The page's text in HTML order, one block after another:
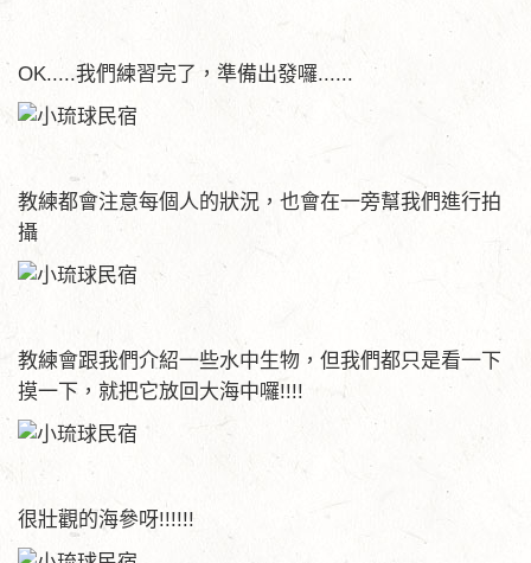
OK.....我們練習完了，準備出發囉......
教練都會注意每個人的狀況，也會在一旁幫我們進行拍
攝
教練會跟我們介紹一些水中生物，但我們都只是看一下
摸一下，就把它放回大海中囉!!!!
很壯觀的海參呀!!!!!!